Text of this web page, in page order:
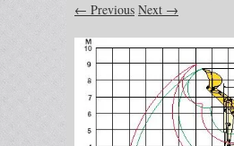
← Previous Next →